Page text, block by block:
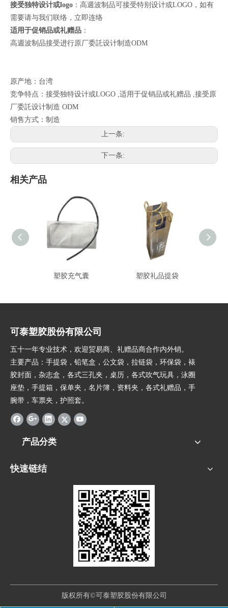
接受独特设计或logo ：高週波制品可接受特别设计或LOGO，如有
需要请与我们联络， 立即连络
适用于促销品或礼赠品 ：
高週波制品接受进行原厂委託设计制造ODM
原产地：台湾
竞争特点：接受独特设计或LOGO ,适用于促销品或礼赠品 ,接受原
厂委託设计制造 ODM
销售方式：制造
上一条:
下一条:
相关产品
塑胶充气囊 塑胶礼品提袋
可泰塑胶股份有限公司
五十一年专业技术，欢迎贸易商、礼赠品商合作内外销。
主要产品：手提袋，铅笔盒，公文袋，拉链袋，环保袋，裱
胶封面，杂志盒，各式三孔夹，桌历，各式吹气玩具，泳圈
座垫，手提箱，保单夹，名片簿，资料夹，各式礼赠品，手
腕带，车票夹，护照套。
产品分类
快速链结
版权所有©可泰塑胶股份有限公司